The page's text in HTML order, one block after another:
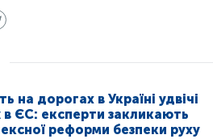
на дорогах в Україні удвічі
в ЄС: експерти закликають
реформи безпеки руху